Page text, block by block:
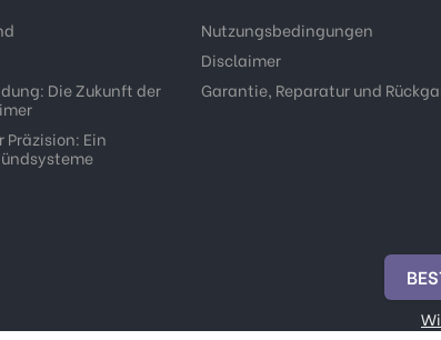
Die Zukunft der
Präzision: Ein
Nutzungsbedingungen
Disclaimer
Garantie, Reparatur und